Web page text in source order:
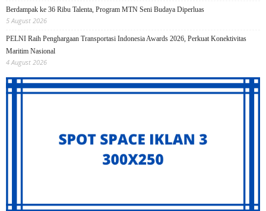
Berdampak ke 36 Ribu Talenta, Program MTN Seni Budaya Diperluas
5 August 2026
PELNI Raih Penghargaan Transportasi Indonesia Awards 2026, Perkuat Konektivitas
Maritim Nasional
4 August 2026